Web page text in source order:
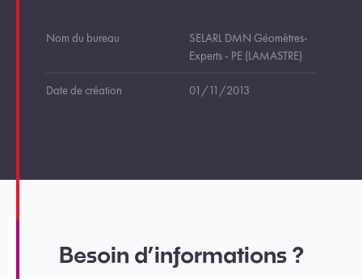
Nom du bureau
SELARL DMN Géomètres-
Experts - PE (LAMASTRE)
Date de création 01/11/2013
Besoin d’informations ?